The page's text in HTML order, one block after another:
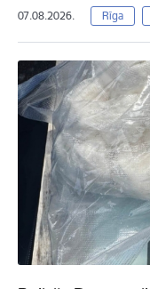
07.08.2026. Rīga